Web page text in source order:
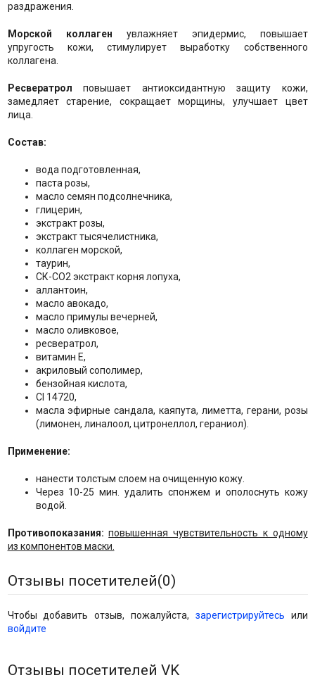
раздражения.
Морской коллаген увлажняет эпидермис, повышает
упругость кожи, стимулирует выработку собственного
коллагена.
Ресвератрол повышает антиоксидантную защиту кожи,
замедляет старение, сокращает морщины, улучшает цвет
лица.
Состав:
вода подготовленная,
паста розы,
масло семян подсолнечника,
глицерин,
экстракт розы,
экстракт тысячелистника,
коллаген морской,
таурин,
СК-СО2 экстракт корня лопуха,
аллантоин,
масло авокадо,
масло примулы вечерней,
масло оливковое,
ресвератрол,
витамин Е,
акриловый сополимер,
бензойная кислота,
CI 14720,
масла эфирные сандала, каяпута, лиметта, герани, розы
(лимонен, линалоол, цитронеллол, гераниол).
Применение:
нанести толстым слоем на очищенную кожу.
Через 10-25 мин. удалить спонжем и ополоснуть кожу
водой.
Противопоказания:повышенная чувствительность к одному
из компонентов маски.
Отзывы посетителей(0)
Чтобы добавить отзыв, пожалуйста, зарегистрируйтесь или
войдите
Отзывы посетителей VK